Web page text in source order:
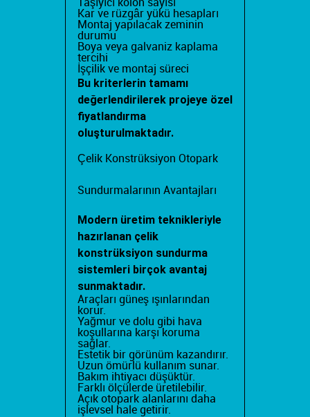
Taşıyıcı kolon sayısı
Kar ve rüzgâr yükü hesapları
Montaj yapılacak zeminin
durumu
Boya veya galvaniz kaplama
tercihi
İşçilik ve montaj süreci
Bu kriterlerin tamamı
değerlendirilerek projeye özel
fiyatlandırma
oluşturulmaktadır.
Çelik Konstrüksiyon Otopark
Sundurmalarının Avantajları
Modern üretim teknikleriyle
hazırlanan çelik
konstrüksiyon sundurma
sistemleri birçok avantaj
sunmaktadır.
Araçları güneş ışınlarından
korur.
Yağmur ve dolu gibi hava
koşullarına karşı koruma
sağlar.
Estetik bir görünüm kazandırır.
Uzun ömürlü kullanım sunar.
Bakım ihtiyacı düşüktür.
Farklı ölçülerde üretilebilir.
Açık otopark alanlarını daha
işlevsel hale getirir.